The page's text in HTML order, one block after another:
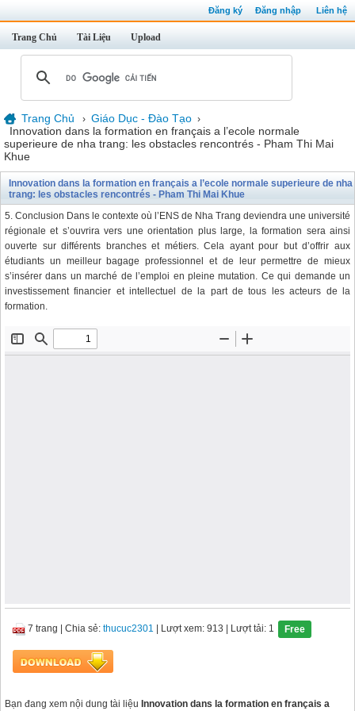
Đăng ký Đăng nhập Liên hệ
Trang Chủ Tài Liệu Upload
Trang Chủ › Giáo Dục - Đào Tạo ›
Innovation dans la formation en français a l’ecole normale
superieure de nha trang: les obstacles rencontrés - Pham Thi Mai
Khue
Innovation dans la formation en français a l’ecole normale superieure de nha
trang: les obstacles rencontrés - Pham Thi Mai Khue
5. Conclusion Dans le contexte où l’ENS de Nha Trang deviendra une université
régionale et s’ouvrira vers une orientation plus large, la formation sera ainsi
ouverte sur différents branches et métiers. Cela ayant pour but d’offrir aux
étudiants un meilleur bagage professionnel et de leur permettre de mieux
s’insérer dans un marché de l’emploi en pleine mutation. Ce qui demande un
investissement financier et intellectuel de la part de tous les acteurs de la
formation.
7 trang Chia sẻ: thucuc2301 | Lượt xem: 913 | Lượt tải: 1 Free
Bạn đang xem nội dung tài liệu Innovation dans la formation en français a